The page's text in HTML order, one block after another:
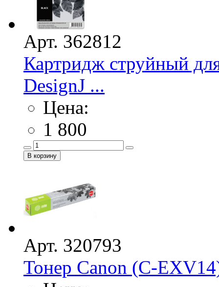
Арт. 362812
Картридж струйный
DesignJ ...
Цена:
1 800
Арт. 320793
Тонер Canon (C-